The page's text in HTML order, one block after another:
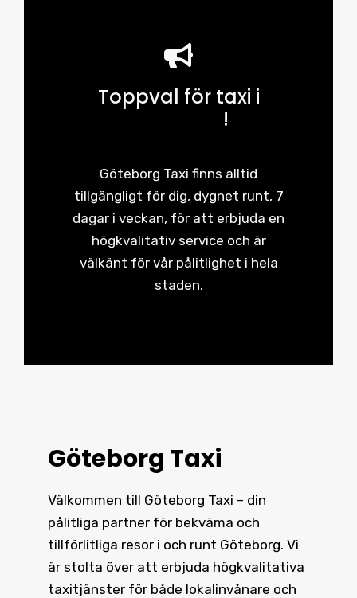
Toppval för taxi i
!
Göteborg Taxi finns alltid
tillgängligt för dig, dygnet runt, 7
dagar i veckan, för att erbjuda en
högkvalitativ service och är
välkänt för vår pålitlighet i hela
staden.
Göteborg Taxi
Välkommen till Göteborg Taxi – din
pålitliga partner för bekväma och
tillförlitliga resor i och runt Göteborg. Vi
är stolta över att erbjuda högkvalitativa
taxitjänster för både lokalinvånare och